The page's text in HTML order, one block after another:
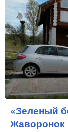
«Зеленый
Жаворонок